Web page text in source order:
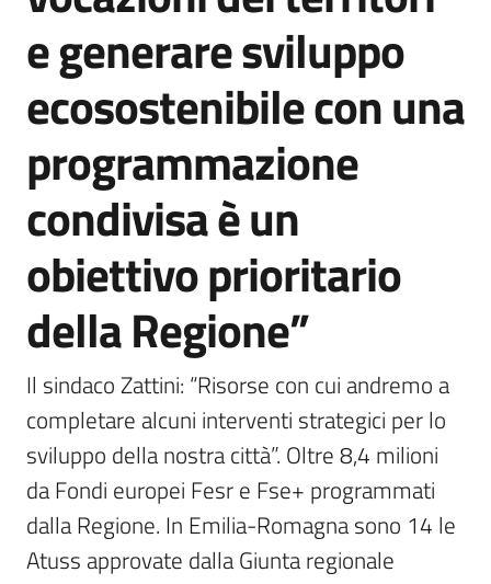
e generare sviluppo
ecosostenibile con una
programmazione
condivisa è un
obiettivo prioritario
della Regione”
Il sindaco Zattini: “Risorse con cui andremo a
completare alcuni interventi strategici per lo
sviluppo della nostra città”. Oltre 8,4 milioni
da Fondi europei Fesr e Fse+ programmati
dalla Regione. In Emilia-Romagna sono 14 le
Atuss approvate dalla Giunta regionale